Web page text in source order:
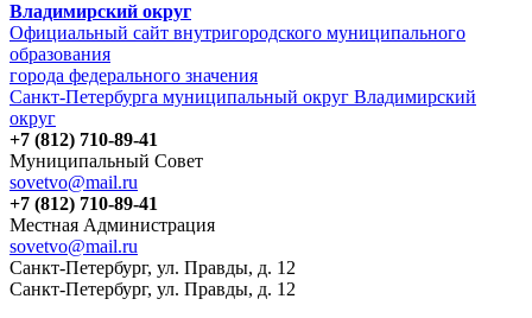
Владимирский округ
Официальный сайт внутригородского муниципального
образования
города федерального значения
Санкт-Петербурга муниципальный округ Владимирский
округ
+7 (812) 710-89-41
Муниципальный Совет
sovetvo@mail.ru
+7 (812) 710-89-41
Местная Администрация
sovetvo@mail.ru
Санкт-Петербург, ул. Правды, д. 12
Санкт-Петербург, ул. Правды, д. 12